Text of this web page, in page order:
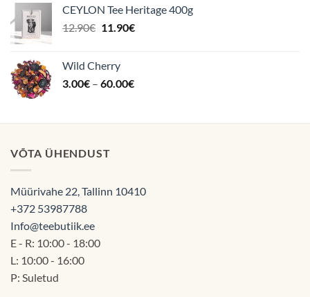
CEYLON Tee Heritage 400g
12.90€ Algne
12.90€.
11.90€Praegune
Wild Cherry
3.00€ – 60.00€Hinnavahemik:
60.00€
VÕTA ÜHENDUST
Müürivahe 22, Tallinn 10410
+372 53987788
Info@teebutiik.ee
E - R: 10:00 - 18:00
L: 10:00 - 16:00
P: Suletud